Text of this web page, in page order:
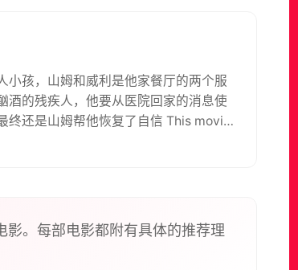
小孩，山姆和威利是他家餐厅的两个服
酒的残疾人，他要从医院回家的消息使
终还是山姆帮他恢复了自信 This movie
father's outlook of him and those of
。每部电影都附有具体的推荐理